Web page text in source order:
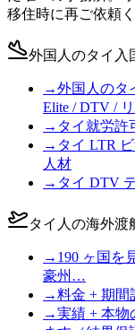
移住時に再ご依頼
外国人のタイ入
→外国人のタ
Elite / DTV /
→ タイ就労許
→ タイ LTR
人材
→ タイ DTV
タイ人の海外渡
→ 190 ヶ国を
豪州…
→料金 + 期間
→実績 + 本物